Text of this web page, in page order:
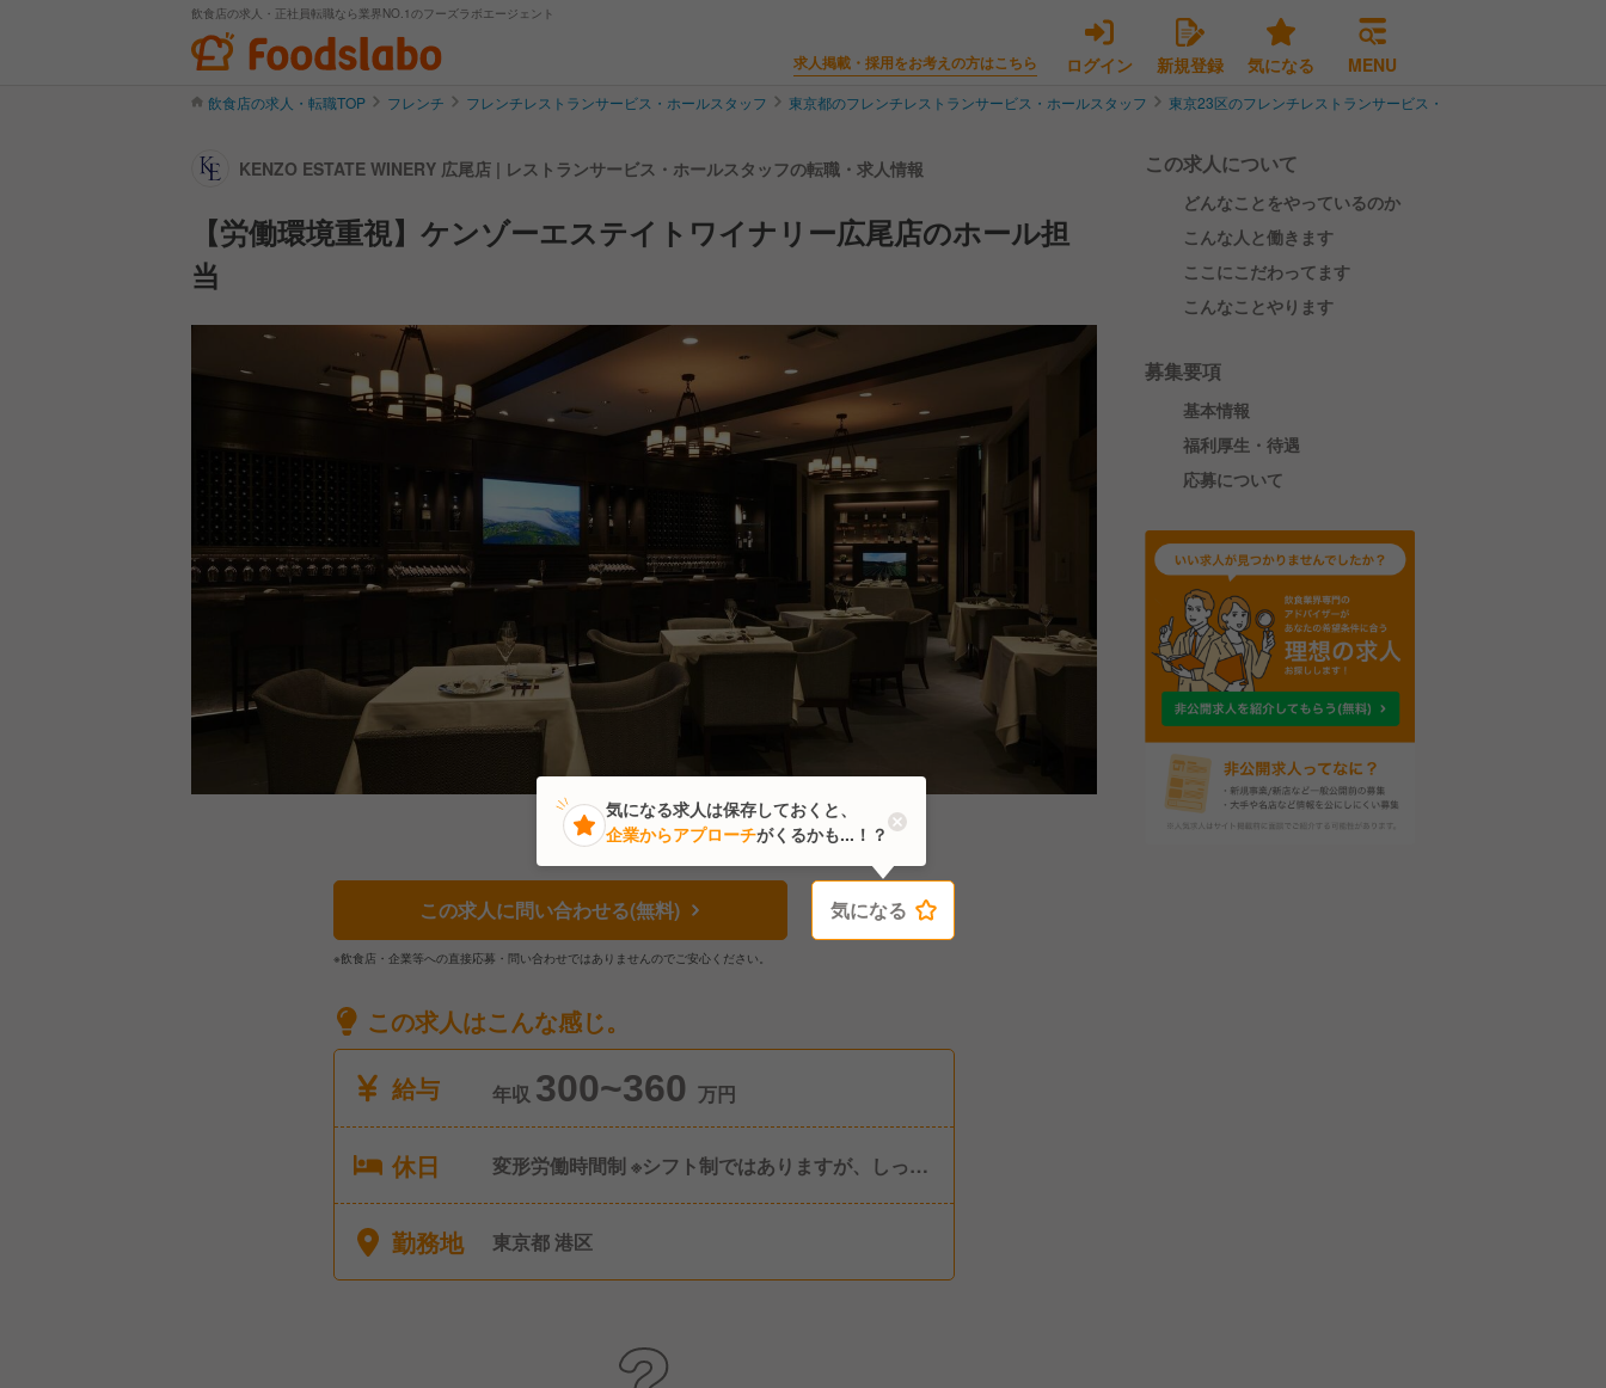
飲食店の求人・正社員転職なら業界NO.1のフーズラボエージェント
求人掲載・採用をお考えの方はこちら ログイン 新規登録 気になる MENU
飲食店の求人・転職TOP フレンチ フレンチレストランサービス・ホールスタッフ 東京都のフレンチレストランサービス・ホールスタッフ 東京23区のフレンチレストランサービス・ホールスタッフ
KENZO ESTATE WINERY 広尾店 | レストランサービス・ホールスタッフの転職・求人情報
【労働環境重視】ケンゾーエステイトワイナリー広尾店のホール担
当
この求人に問い合わせる(無料) 気になる
※飲食店・企業等への直接応募・問い合わせではありませんのでご安心ください。
この求人はこんな感じ。
給与
年収 300~360 万円
休日
変形労働時間制 ※シフト制ではありますが、しっか
勤務地 東京都 港区
この求人について
どんなことをやっているのか
こんな人と働きます
ここにこだわってます
こんなことやります
募集要項
基本情報
福利厚生・待遇
応募について
気になる
気になる求人は保存しておくと、
企業からアプローチがくるかも...！？